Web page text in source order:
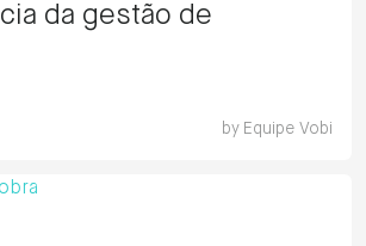
da gestão de
by Equipe Vobi